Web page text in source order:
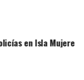
en Isla Mujeres